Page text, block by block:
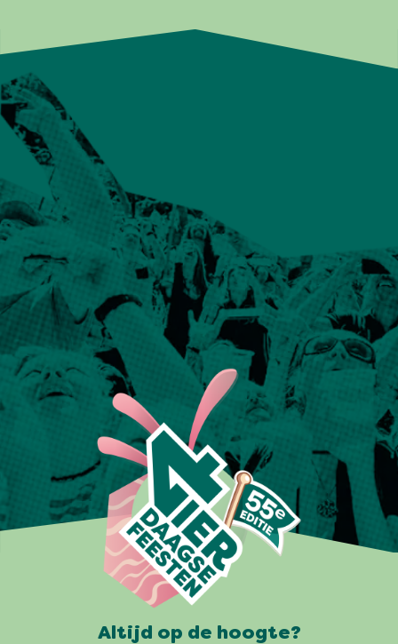
Altijd op de hoogte?